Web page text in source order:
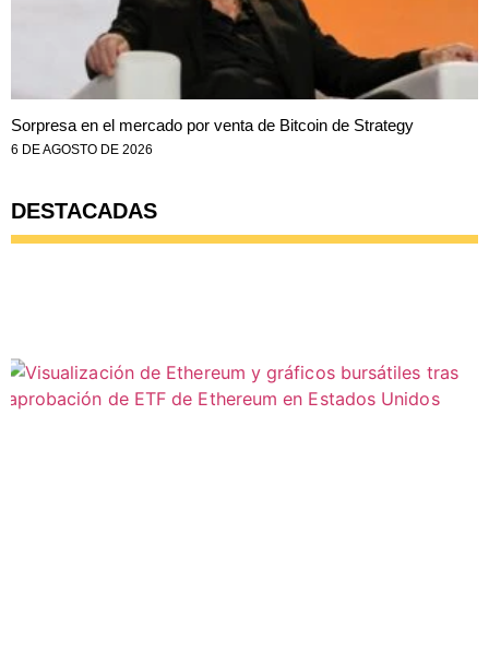
Sorpresa en el mercado por venta de Bitcoin de Strategy
6 DE AGOSTO DE 2026
DESTACADAS